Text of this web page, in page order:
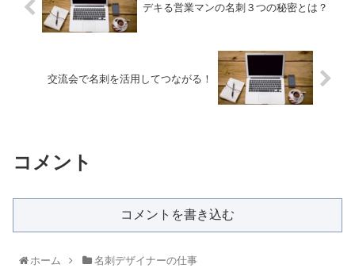
デキる営業マンの名刺３つの秘密とは？
交流会で名刺を活用してつながる！
コメント
コメントを書き込む
ホーム 名刺デザイナーの仕事